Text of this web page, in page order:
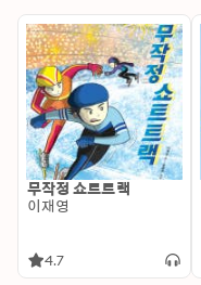
무작정 쇼트트랙
이재영
4.7